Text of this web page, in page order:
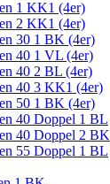
1 KK1 (4er)
2 KK1 (4er)
30 1 BK (4er)
40 1 VL (4er)
40 2 BL (4er)
40 3 KK1 (4er)
50 1 BK (4er)
40 Doppel 1 BL
40 Doppel 2 BK
55 Doppel 1 BL